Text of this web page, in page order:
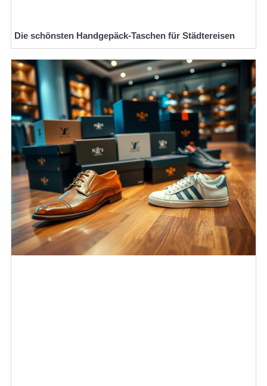
Die schönsten Handgepäck-Taschen für Städtereisen